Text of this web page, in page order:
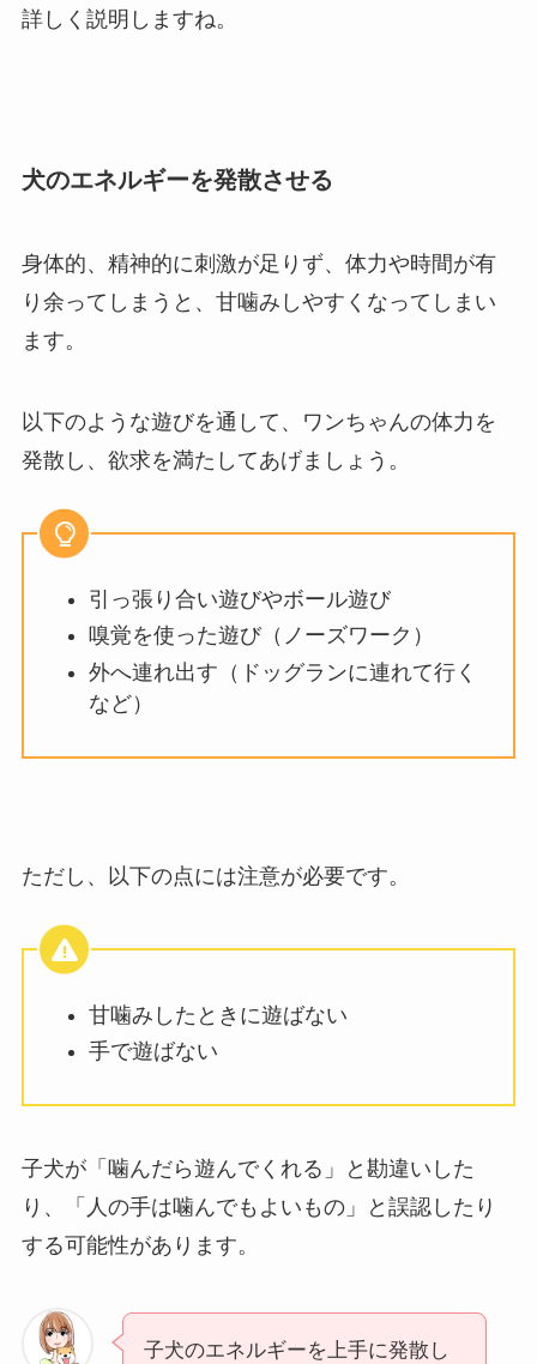
詳しく説明しますね。
犬のエネルギーを発散させる
身体的、精神的に刺激が足りず、体力や時間が有
り余ってしまうと、甘噛みしやすくなってしまい
ます。
以下のような遊びを通して、ワンちゃんの体力を
発散し、欲求を満たしてあげましょう。
引っ張り合い遊びやボール遊び
嗅覚を使った遊び（ノーズワーク）
外へ連れ出す（ドッグランに連れて行く
など）
ただし、以下の点には注意が必要です。
甘噛みしたときに遊ばない
手で遊ばない
子犬が「噛んだら遊んでくれる」と勘違いした
り、「人の手は噛んでもよいもの」と誤認したり
する可能性があります。
子犬のエネルギーを上手に発散し